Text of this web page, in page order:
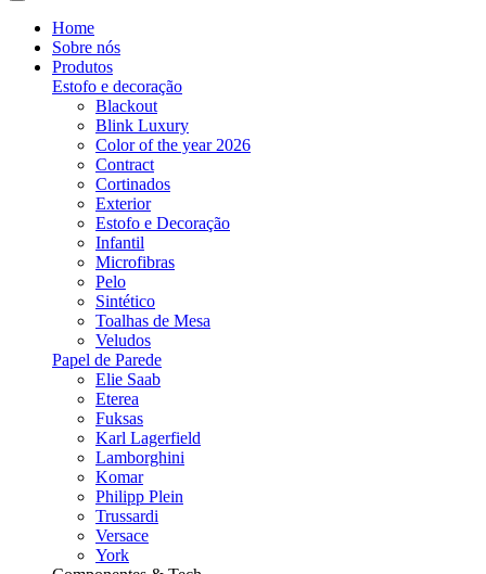
Home
Sobre nós
Produtos
Estofo e decoração
Blackout
Blink Luxury
Color of the year 2026
Contract
Cortinados
Exterior
Estofo e Decoração
Infantil
Microfibras
Pelo
Sintético
Toalhas de Mesa
Veludos
Papel de Parede
Elie Saab
Eterea
Fuksas
Karl Lagerfield
Lamborghini
Komar
Philipp Plein
Trussardi
Versace
York